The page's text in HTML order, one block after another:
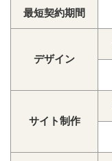
最短契約期間
デザイン
サイト制作